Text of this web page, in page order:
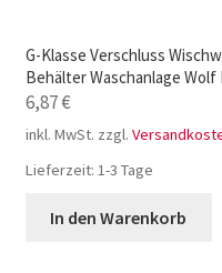
G-Klasse Verschluss
Behälter Waschanlage Wolf
6,87€
inkl. MwSt. zzgl.
Lieferzeit: 1-3 Tage
In den Warenkorb